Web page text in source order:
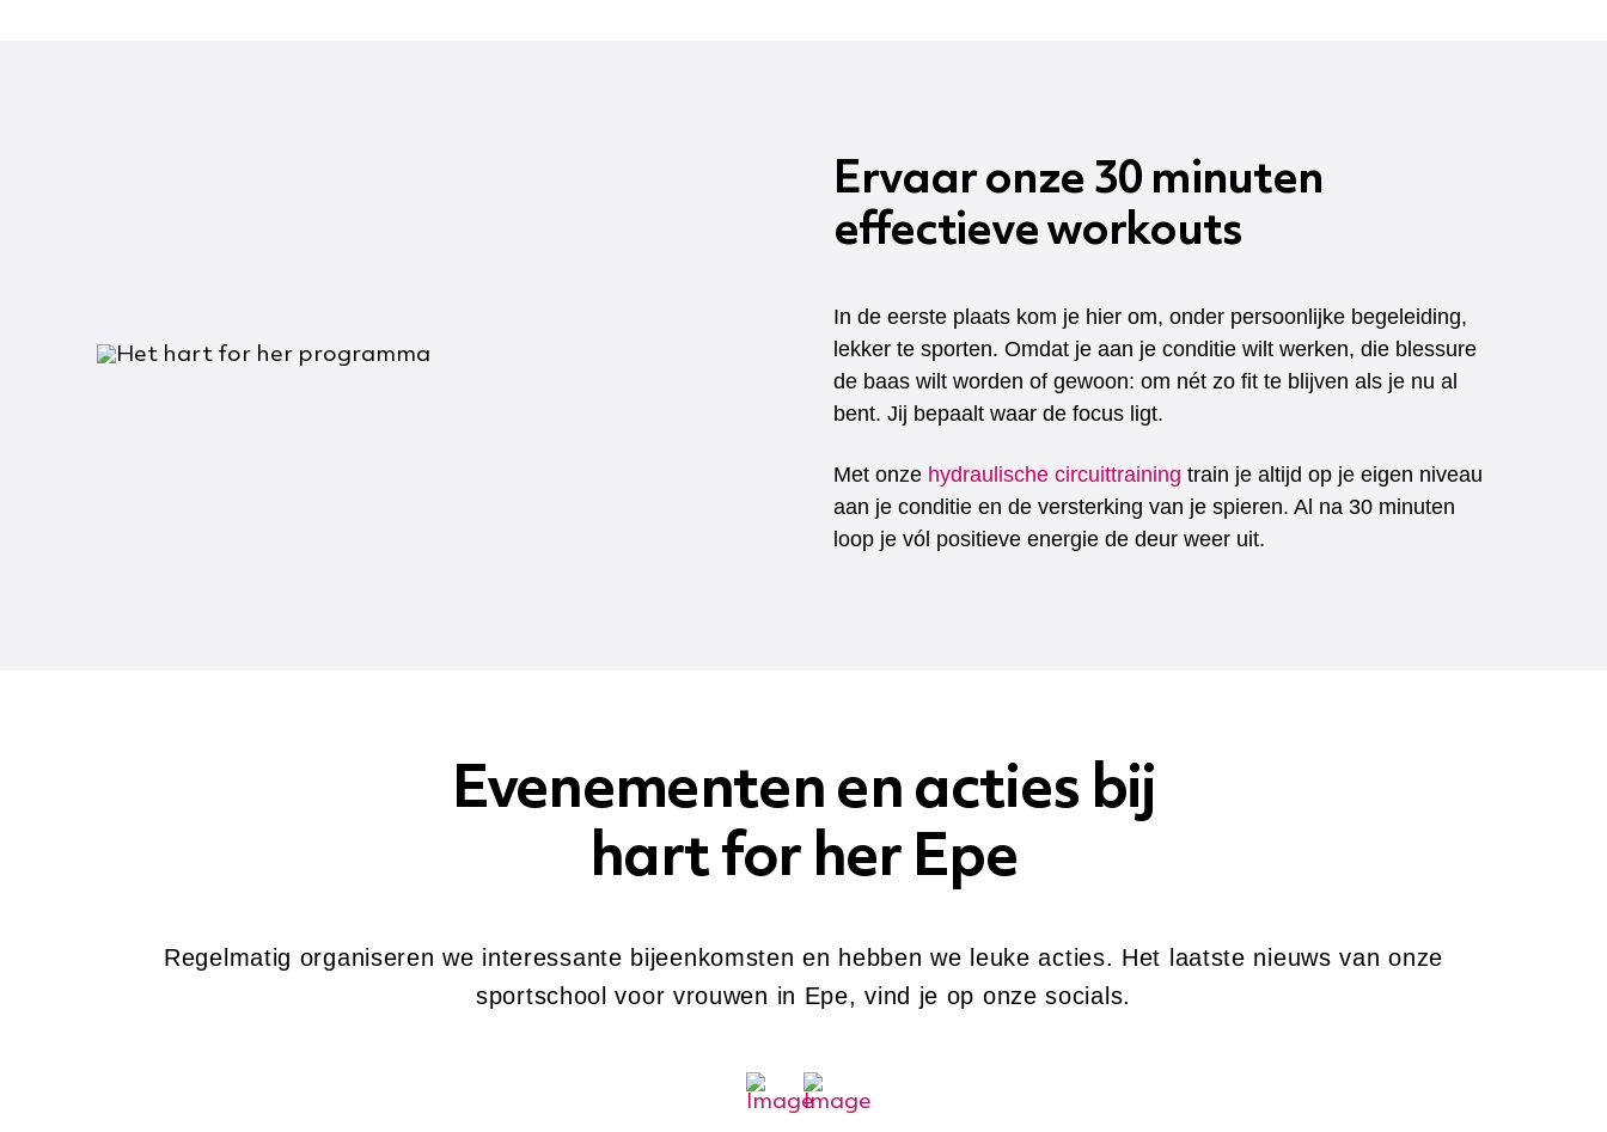
Ervaar onze 30 minuten
effectieve workouts
In de eerste plaats kom je hier om, onder persoonlijke begeleiding,
lekker te sporten. Omdat je aan je conditie wilt werken, die blessure
de baas wilt worden of gewoon: om nét zo fit te blijven als je nu al
bent. Jij bepaalt waar de focus ligt.
Met onze hydraulische circuittraining train je altijd op je eigen niveau
aan je conditie en de versterking van je spieren. Al na 30 minuten
loop je vól positieve energie de deur weer uit.
Evenementen en acties bij
hart for her Epe
Regelmatig organiseren we interessante bijeenkomsten en hebben we leuke acties. Het laatste nieuws van onze
sportschool voor vrouwen in Epe, vind je op onze socials.